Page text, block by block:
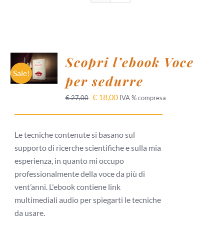
Sale!
AL
CARRELLO
/
Scopri l’ebook Voce
per sedurre
€27,00 €18,00 IVA % compresa
Le tecniche contenute si basano sul
supporto di ricerche scientifiche e sulla mia
esperienza, in quanto mi occupo
professionalmente della voce da più di
vent’anni. L'ebook contiene link
multimediali audio per spiegarti le tecniche
da usare.